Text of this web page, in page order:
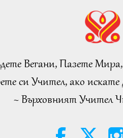
Вегани, Пазете
си Учител, ако искате
~ Върховният Учител